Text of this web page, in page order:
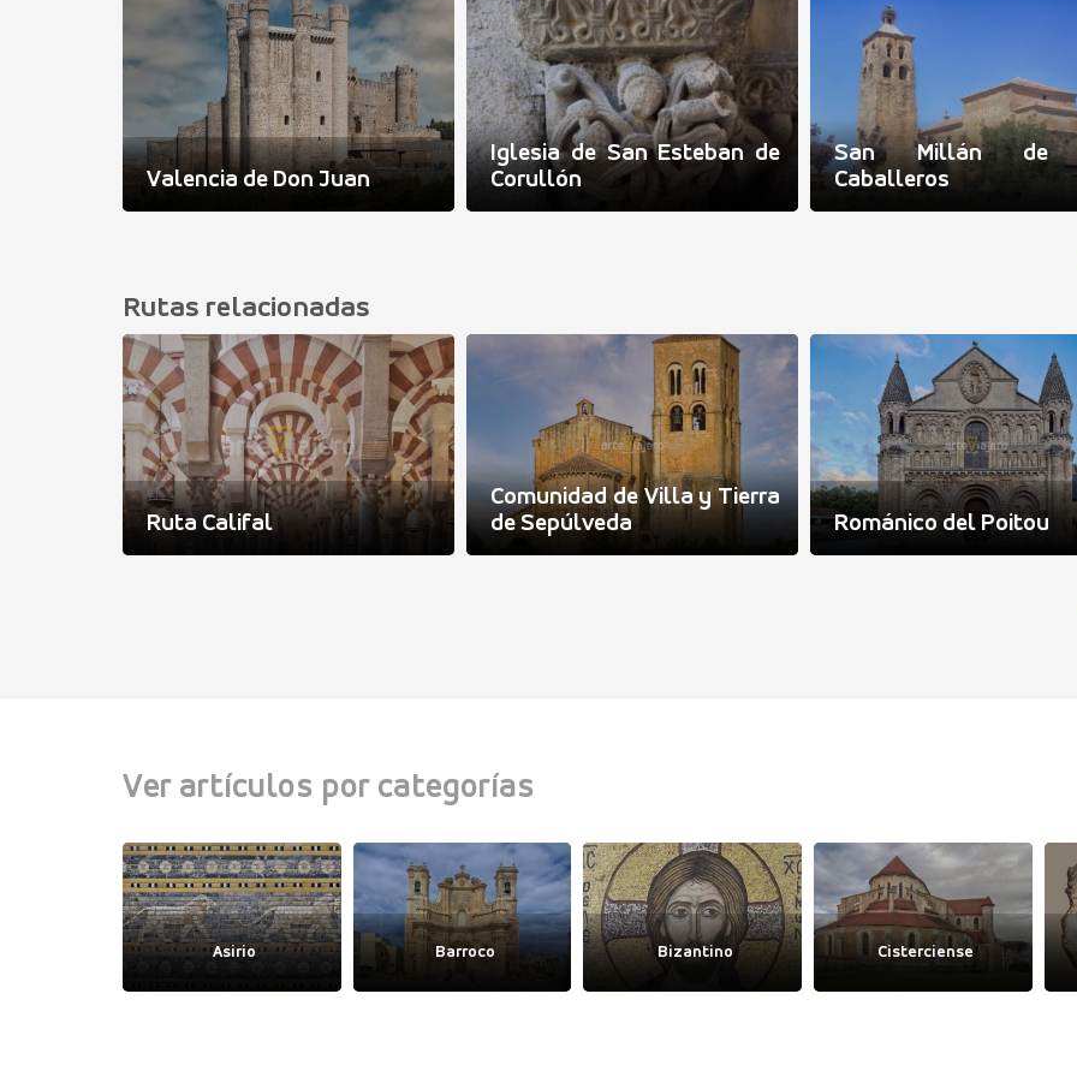
Valencia de Don Juan
Iglesia de San Esteban de
Corullón
San Millán de
Caballeros
Rutas relacionadas
Ruta Califal
Comunidad de Villa y Tierra
de Sepúlveda
Románico del Poitou
Ver artículos por categorías
Asirio Barroco Bizantino Cisterciense